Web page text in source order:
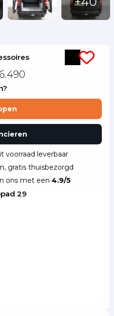
voorraad leverbaar
gratis thuisbezorgd
ons met een 4.9/5
29